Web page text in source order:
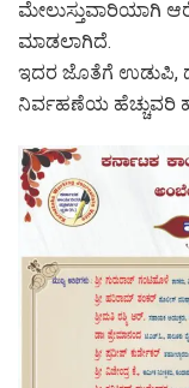
ಮೇಲುಸ್ತುವಾರಿಯಾಗಿ
ಮಾಡಲಾಗಿದೆ.
ಇದರ ಜೊತೆಗೆ ಉಡುಪಿ,
ನಿರ್ವಹಣೆಯ ಹೆಚ್ಚುವರಿ